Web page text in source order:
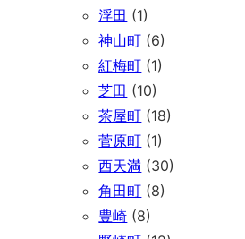
浮田 (1)
神山町 (6)
紅梅町 (1)
芝田 (10)
茶屋町 (18)
菅原町 (1)
西天満 (30)
角田町 (8)
豊崎 (8)